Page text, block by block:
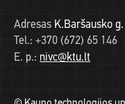
Adresas K.Baršausko
Tel.: +370 (672) 65 146
E. p.: nivc@ktu.lt